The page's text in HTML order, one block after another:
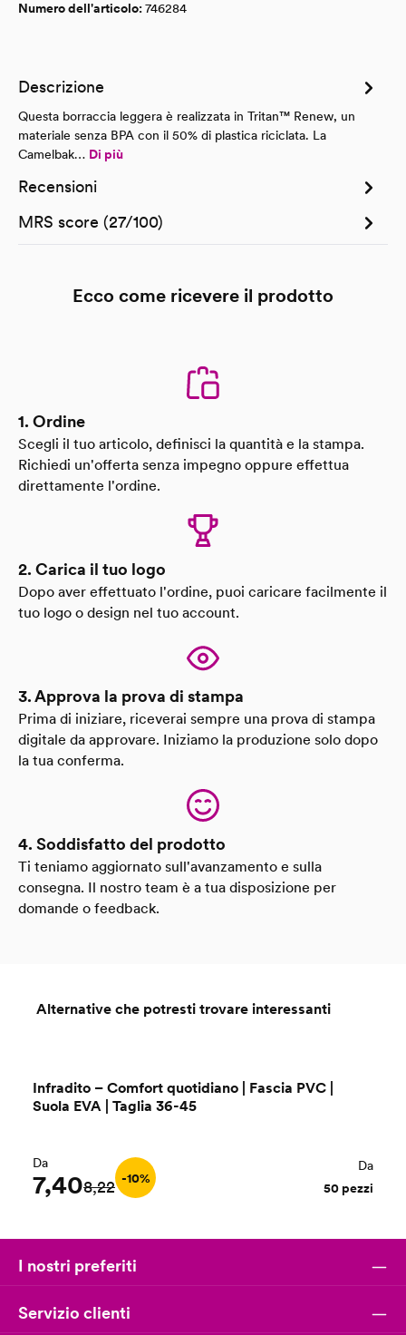
Numero dell'articolo:746284
Descrizione
Questa borraccia leggera è realizzata in Tritan™ Renew, un
materiale senza BPA con il 50% di plastica riciclata. La
Camelbak… Di più
Recensioni
MRS score (27/100)
Ecco come ricevere il prodotto
1. Ordine
Scegli il tuo articolo, definisci la quantità e la stampa.
Richiedi un'offerta senza impegno oppure effettua
direttamente l'ordine.
2. Carica il tuo logo
Dopo aver effettuato l'ordine, puoi caricare facilmente il
tuo logo o design nel tuo account.
3. Approva la prova di stampa
Prima di iniziare, riceverai sempre una prova di stampa
digitale da approvare. Iniziamo la produzione solo dopo
la tua conferma.
4. Soddisfatto del prodotto
Ti teniamo aggiornato sull'avanzamento e sulla
consegna. Il nostro team è a tua disposizione per
domande o feedback.
Alternative che potresti trovare interessanti
Infradito – Comfort quotidiano | Fascia PVC |
Suola EVA | Taglia 36-45
Da
7,408,22 -10%
Da
50 pezzi
I nostri preferiti
Servizio clienti